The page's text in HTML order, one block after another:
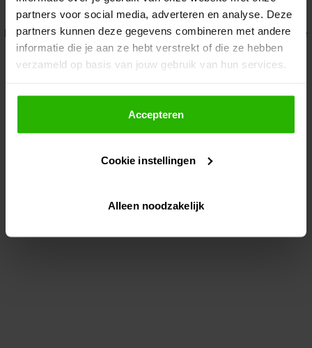
partners voor social media, adverteren en analyse. Deze
partners kunnen deze gegevens combineren met andere
informatie die je aan ze hebt verstrekt of die ze hebben
verzameld op basis van jouw gebruik van hun services.
Als je op "Accepteer" klikt, dan geef je Voordeeluitjes.nl
toestemming om cookies voor social media en
gepersonaliseerde advertenties te plaatsen.
Lees hier meer over in onsprivacybeleid
Via "Cookie instellingen" kun je ook zelf instellen welke
Accepteren
Cookie instellingen
Alleen noodzakelijk
Application error: a client-side exception has occurred while
loadingwww.voordeeluitjes.nl (see the browser console for more
information).